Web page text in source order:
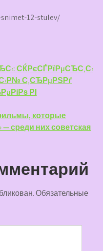
12-stulev/
СЌРєСЃРїРµСЂС‚С‹
С‚СЂРµРЅРґ
РІ
которые
среди них советская
Обязательные